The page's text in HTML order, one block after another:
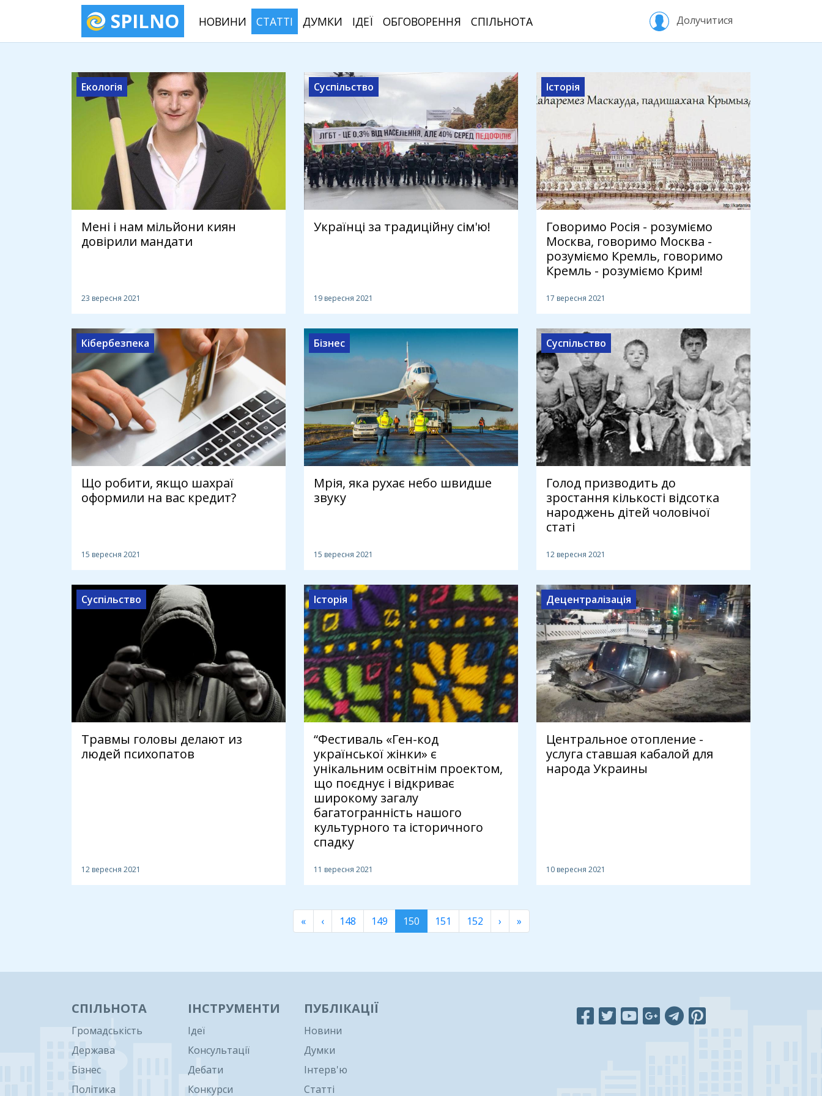
SPILNO НОВИНИ СТАТТІ ДУМКИ ІДЕЇ ОБГОВОРЕННЯ СПІЛЬНОТА Долучитися
Екологія
Мені і нам мільйони киян
довірили мандати
23 вересня 2021
Суспільство
Українці за традиційну сім'ю!
19 вересня 2021
Історія
Говоримо Росія - розуміємо
Москва, говоримо Москва -
розуміємо Кремль, говоримо
Кремль - розуміємо Крим!
17 вересня 2021
Кібербезпека
Що робити, якщо шахраї
оформили на вас кредит?
15 вересня 2021
Бізнес
Мрія, яка рухає небо швидше
звуку
15 вересня 2021
Суспільство
Голод призводить до
зростання кількості відсотка
народжень дітей чоловічої
статі
12 вересня 2021
Суспільство
Травмы головы делают из
людей психопатов
12 вересня 2021
Історія
“Фестиваль «Ген-код
української жінки» є
унікальним освітнім проектом,
що поєднує і відкриває
широкому загалу
багатогранність нашого
культурного та історичного
спадку
11 вересня 2021
Децентралізація
Центральное отопление -
услуга ставшая кабалой для
народа Украины
10 вересня 2021
« ‹ 148 149 150 151 152 › »
СПІЛЬНОТА
Громадськість
Держава
Бізнес
Політика
ІНСТРУМЕНТИ
Ідеї
Консультації
Дебати
Конкурси
ПУБЛІКАЦІЇ
Новини
Думки
Інтерв'ю
Статті